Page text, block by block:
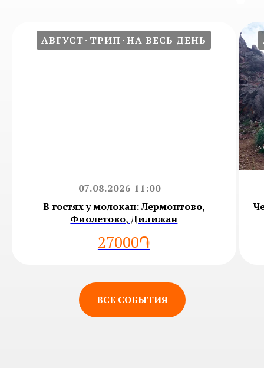
АВГУСТ ТРИП НА ВЕСЬ ДЕНЬ
07.08.2026 11:00
В гостях у молокан: Лермонтово,
Фиолетово, Дилижан
27000֏
ВСЕ СОБЫТИЯ